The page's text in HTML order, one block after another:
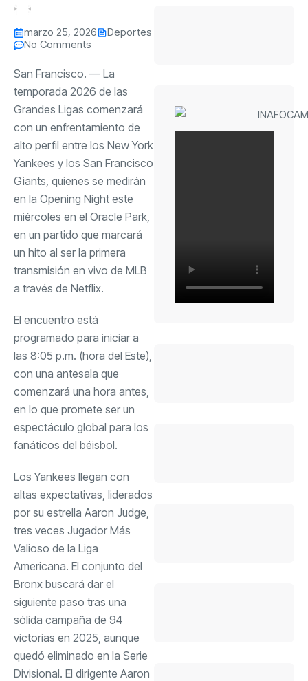
marzo 25, 2026
Deportes
No Comments
San Francisco. — La
temporada 2026 de las
Grandes Ligas comenzará
con un enfrentamiento de
alto perfil entre los New York
Yankees y los San Francisco
Giants, quienes se medirán
en la Opening Night este
miércoles en el Oracle Park,
en un partido que marcará
un hito al ser la primera
transmisión en vivo de MLB
a través de Netflix.
El encuentro está
programado para iniciar a
las 8:05 p.m. (hora del Este),
con una antesala que
comenzará una hora antes,
en lo que promete ser un
espectáculo global para los
fanáticos del béisbol.
Los Yankees llegan con
altas expectativas, liderados
por su estrella Aaron Judge,
tres veces Jugador Más
Valioso de la Liga
Americana. El conjunto del
Bronx buscará dar el
siguiente paso tras una
sólida campaña de 94
victorias en 2025, aunque
quedó eliminado en la Serie
Divisional. El dirigente Aaron